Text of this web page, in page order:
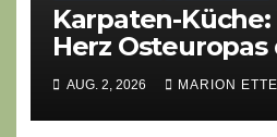
Karpaten-Küche:
Herz Osteuropas
moderne Ethno-
erobert
AUG. 2, 2026 MARION